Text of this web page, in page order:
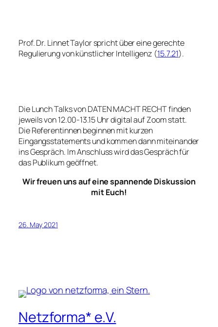
Prof. Dr. Linnet Taylor spricht über eine gerechte
Regulierung von künstlicher Intelligenz (15.7.21).
Die Lunch Talks von DATEN MACHT RECHT finden
jeweils von 12.00-13.15 Uhr digital auf Zoom statt.
Die Referentinnen beginnen mit kurzen
Eingangsstatements und kommen dann miteinander
ins Gespräch. Im Anschluss wird das Gespräch für
das Publikum geöffnet.
Wir freuen uns auf eine spannende Diskussion
mit Euch!
26. May 2021
Netzforma* e.V.